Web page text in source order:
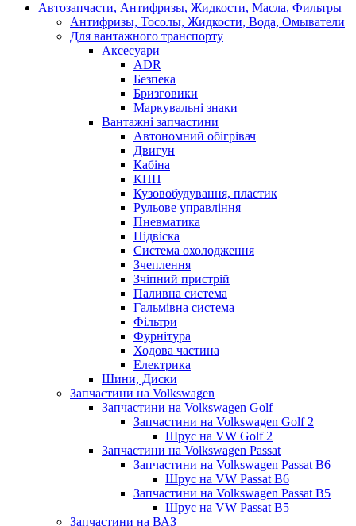
Автозапчасти, Антифризы, Жидкости, Масла, Фильтры
Антифризы, Тосолы, Жидкости, Вода, Омыватели
Для вантажного транспорту
Аксесуари
ADR
Безпека
Бризговики
Маркувальні знаки
Вантажні запчастини
Автономний обігрівач
Двигун
Кабіна
КПП
Кузовобудування, пластик
Рульове управління
Пневматика
Підвіска
Система охолодження
Зчеплення
Зчіпний пристрій
Паливна система
Гальмівна система
Фільтри
Фурнітура
Ходова частина
Електрика
Шини, Диски
Запчастини на Volkswagen
Запчастини на Volkswagen Golf
Запчастини на Volkswagen Golf 2
Шрус на VW Golf 2
Запчастини на Volkswagen Passat
Запчастини на Volkswagen Passat B6
Шрус на VW Passat B6
Запчастини на Volkswagen Passat B5
Шрус на VW Passat B5
Запчастини на ВАЗ